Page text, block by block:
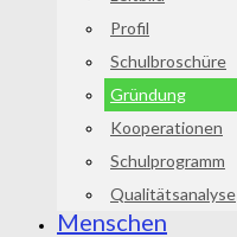
Profil
Schulbroschüre
Gründung
Kooperationen
Schulprogramm
Qualitätsanalyse
Menschen